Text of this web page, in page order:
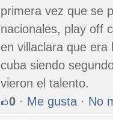
primera vez que se
nacionales, play off
en villaclara que
cuba siendo
vieron el talento.
0 · Me gusta · No